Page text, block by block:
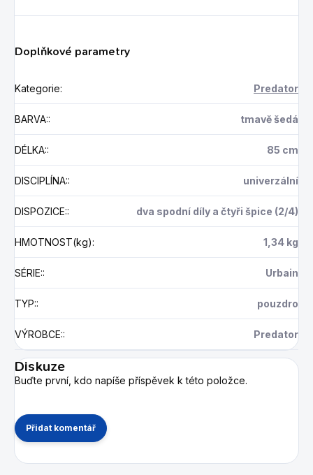
Doplňkové parametry
Kategorie: Predator
BARVA:: tmavě šedá
DÉLKA:: 85 cm
DISCIPLÍNA:: univerzální
DISPOZICE:: dva spodní díly a čtyři špice (2/4)
HMOTNOST(kg): 1,34 kg
SÉRIE:: Urbain
TYP:: pouzdro
VÝROBCE:: Predator
Diskuze
Buďte první, kdo napíše příspěvek k této položce.
Přidat komentář